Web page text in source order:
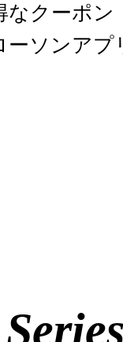
なクーポン
ーソンア